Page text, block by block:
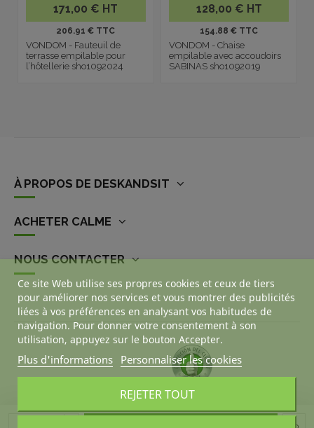
171,00 € HT
206.91 € TTC
VONDOM - Fauteuil de
terrasse empilable pour
l’hôtellerie sho1092024
128,00 € HT
154.88 € TTC
VONDOM - Chaise
empilable avec accoudoirs
SABINAS sho1092019
À PROPOS DE DESKANDSIT
ACHETER CALME
NOUS CONTACTER
Ce site Web utilise ses propres cookies et ceux de tiers
pour améliorer nos services et vous montrer des publicités
liées à vos préférences en analysant vos habitudes de
navigation. Pour donner votre consentement à son
utilisation, appuyez sur le bouton Accepter.
Plus d'informations Personnaliser les cookies
REJETER TOUT